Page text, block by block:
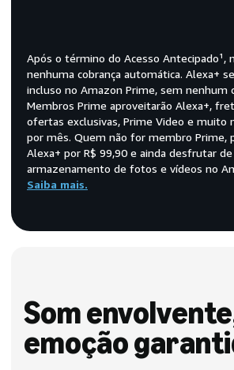
Após o término do Acesso Antecipado¹,
nenhuma cobrança automática. Alexa+
incluso no Amazon Prime, sem nenhum
Membros Prime aproveitarão Alexa+,
ofertas exclusivas, Prime Video e muito
por mês. Quem não for membro Prime,
Alexa+ por R$ 99,90 e ainda desfrutar
armazenamento de fotos e vídeos no
Saiba mais.
Som
emoção